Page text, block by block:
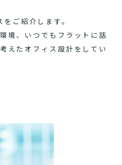
ご紹介します。
境、いつでもフラットに話
えたオフィス設計をしてい